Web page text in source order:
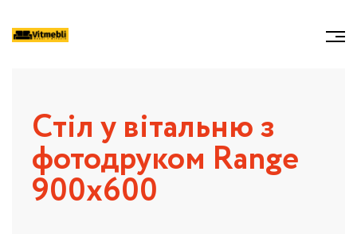
Cтіл у вітальню з
фотодруком Range
900х600